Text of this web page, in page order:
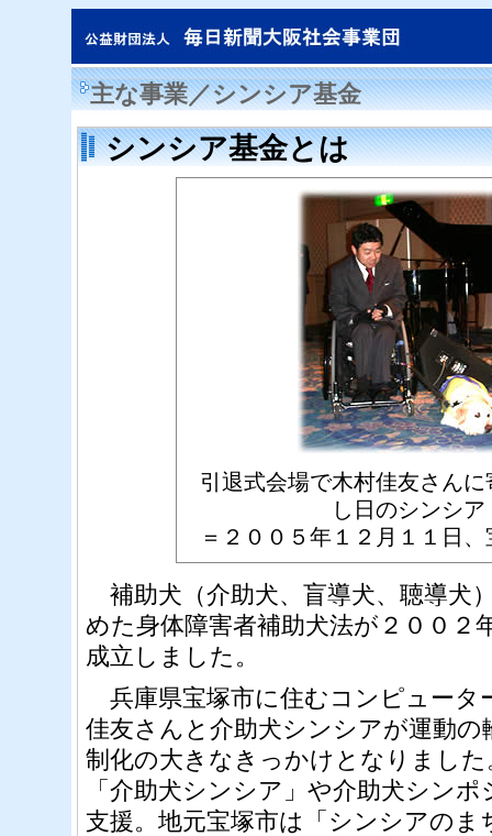
主な事業／シンシア基金
シンシア基金とは
引退式会場で木村佳友さん
し日のシンシア
＝２００５年１２月１１日
補助犬（介助犬、盲導犬、聴導犬
めた身体障害者補助犬法が２００２
成立しました。
兵庫県宝塚市に住むコンピュータ
佳友さんと介助犬シンシアが運動
制化の大きなきっかけとなりまし
「介助犬シンシア」や介助犬シン
支援。地元宝塚市は「シンシアのま